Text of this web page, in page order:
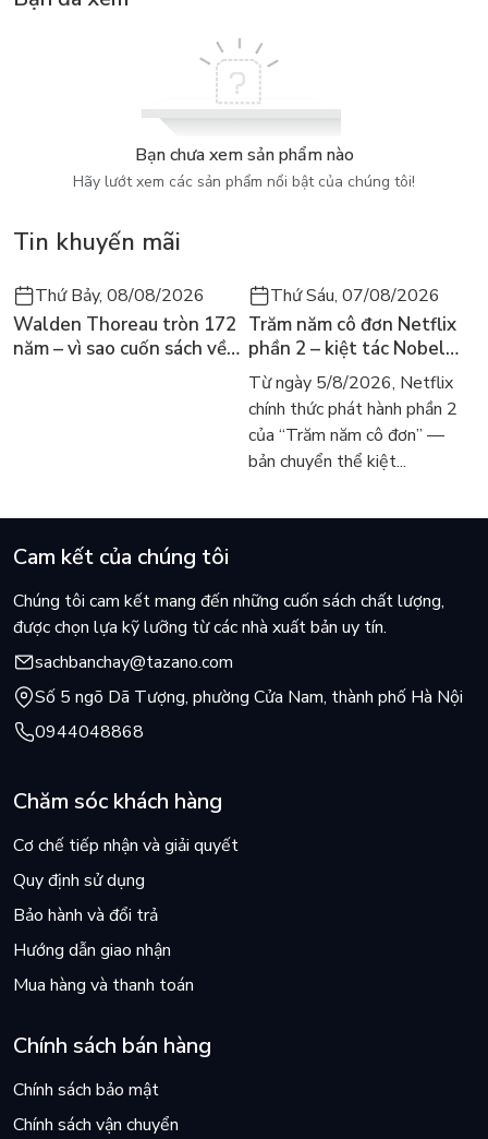
Bạn chưa xem sản phẩm nào
Hãy lướt xem các sản phẩm nổi bật của chúng tôi!
Tin khuyến mãi
Thứ Bảy, 08/08/2026
Walden Thoreau tròn 172
năm – vì sao cuốn sách về
Thứ Sáu, 07/08/2026
Trăm năm cô đơn Netflix
phần 2 – kiệt tác Nobel
trở lại màn ảnh, dòng
người tìm đọc lại García
Márquez
Từ ngày 5/8/2026, Netflix
chính thức phát hành phần 2
của “Trăm năm cô đơn” —
bản chuyển thể kiệt...
Cam kết của chúng tôi
Chúng tôi cam kết mang đến những cuốn sách chất lượng,
được chọn lựa kỹ lưỡng từ các nhà xuất bản uy tín.
sachbanchay@tazano.com
Số 5 ngõ Dã Tượng, phường Cửa Nam, thành phố Hà Nội
0944048868
Chăm sóc khách hàng
Cơ chế tiếp nhận và giải quyết
Quy định sử dụng
Bảo hành và đổi trả
Hướng dẫn giao nhận
Mua hàng và thanh toán
Chính sách bán hàng
Chính sách bảo mật
Chính sách vận chuyển